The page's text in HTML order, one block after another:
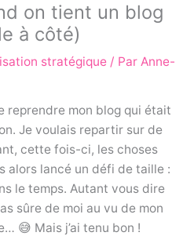
on tient un blog
à côté)
stratégique/ Par Anne-
reprendre mon blog qui était
Je voulais repartir sur de
cette fois-ci, les choses
alors lancé un défi de taille :
le temps. Autant vous dire
sûre de moi au vu de mon
😅 Mais j’ai tenu bon !